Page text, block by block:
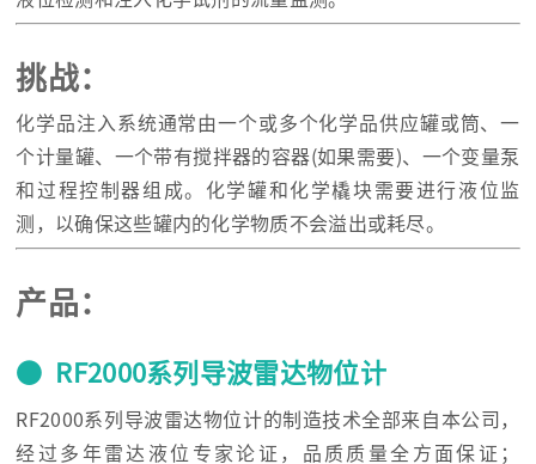
挑战：
化学品注入系统通常由一个或多个化学品供应罐或筒、一
个计量罐、一个带有搅拌器的容器(如果需要)、一个变量泵
和过程控制器组成。化学罐和化学橇块需要进行液位监
测，以确保这些罐内的化学物质不会溢出或耗尽。
产品：
● RF2000系列导波雷达物位计
RF2000系列导波雷达物位计的制造技术全部来自本公司，
经过多年雷达液位专家论证，品质质量全方面保证；